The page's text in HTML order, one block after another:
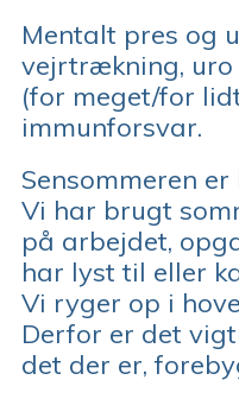
Mentalt pres og
vejrtrækning, uro
(for meget/for
immunforsvar.
Sensommeren
Vi har brugt
på arbejdet,
har lyst til eller
Vi ryger op i
Derfor er det
det der er,